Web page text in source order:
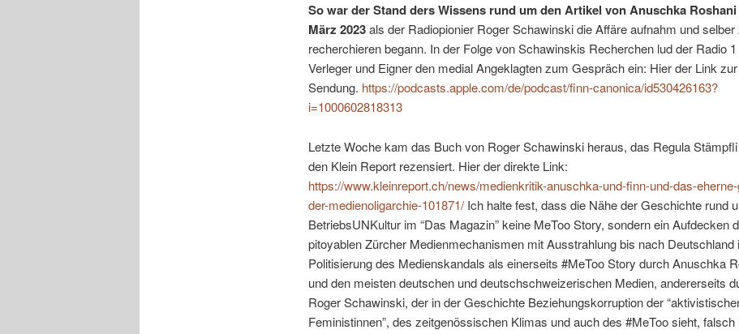
So war der Stand ders Wissens rund um den Artikel von Anuschka
März 2023als der Radiopionier Roger Schawinski die Affäre aufnahm und selber
recherchieren begann. In der Folge von Schawinskis Recherchen lud der Radio 1
Verleger und Eigner den medial Angeklagten zum Gespräch ein: Hier der Link zur
Sendung. https://podcasts.apple.com/de/podcast/finn-canonica/id530426163?
i=1000602818313
Letzte Woche kam das Buch von Roger Schawinski heraus, das Regula
den Klein Report rezensiert. Hier der direkte Link:
https://www.kleinreport.ch/news/medienkritik-anuschka-und-finn-und-das-
der-medienoligarchie-101871/Ich halte fest, dass die Nähe der Geschichte rund
BetriebsUNKultur im “Das Magazin” keine MeToo Story, sondern ein Aufdecken
pitoyablen Zürcher Medienmechanismen mit Ausstrahlung bis nach Deutschland
Politisierung des Medienskandals als einerseits #MeToo Story durch Anuschka
und den meisten deutschen und deutschschweizerischen Medien, andererseits
Roger Schawinski, der in der Geschichte Beziehungskorruption der
Feministinnen”, des zeitgenössischen Klimas und auch des #MeToo sieht, falsch